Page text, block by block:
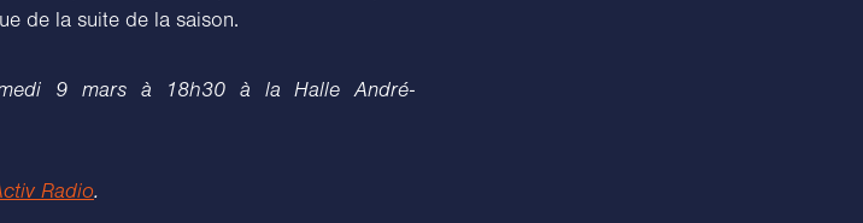
de la suite de la saison.
9 mars à 18h30 à la Halle André-
Radio.